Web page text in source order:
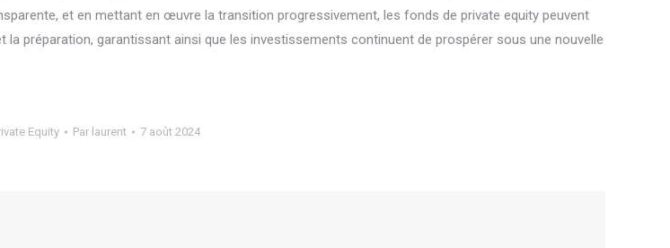
et en mettant en œuvre la transition progressivement, les fonds de private equity peuvent
préparation, garantissant ainsi que les investissements continuent de prospérer sous une nouvelle
Equity Par laurent 7 août 2024